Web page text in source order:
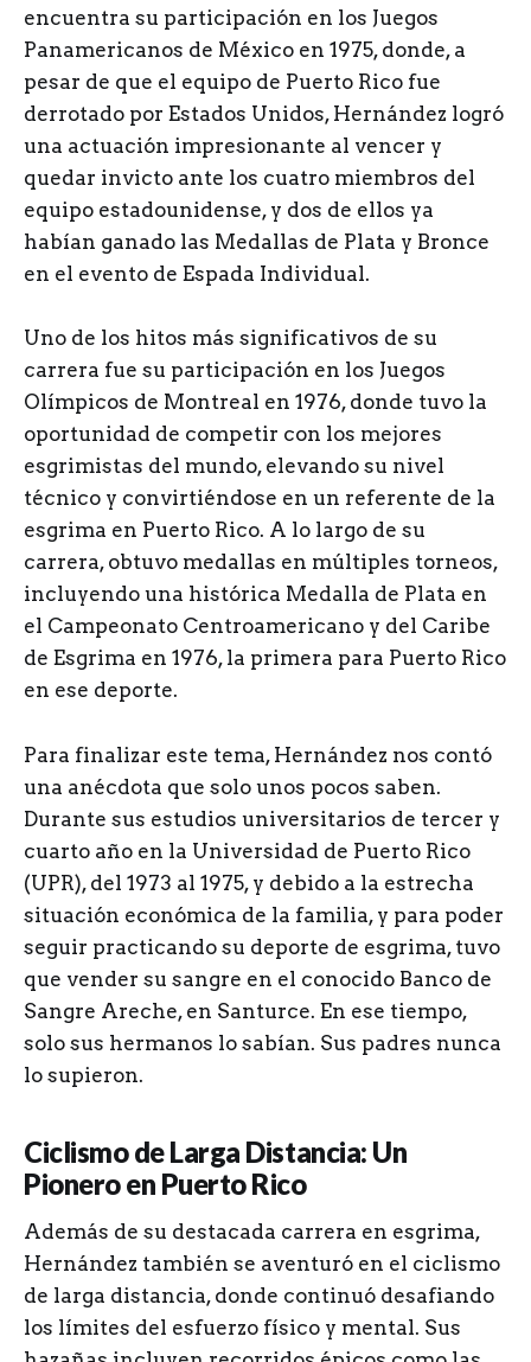
encuentra su participación en los Juegos
Panamericanos de México en 1975, donde, a
pesar de que el equipo de Puerto Rico fue
derrotado por Estados Unidos, Hernández logró
una actuación impresionante al vencer y
quedar invicto ante los cuatro miembros del
equipo estadounidense, y dos de ellos ya
habían ganado las Medallas de Plata y Bronce
en el evento de Espada Individual.
Uno de los hitos más significativos de su
carrera fue su participación en los Juegos
Olímpicos de Montreal en 1976, donde tuvo la
oportunidad de competir con los mejores
esgrimistas del mundo, elevando su nivel
técnico y convirtiéndose en un referente de la
esgrima en Puerto Rico. A lo largo de su
carrera, obtuvo medallas en múltiples torneos,
incluyendo una histórica Medalla de Plata en
el Campeonato Centroamericano y del Caribe
de Esgrima en 1976, la primera para Puerto Rico
en ese deporte.
Para finalizar este tema, Hernández nos contó
una anécdota que solo unos pocos saben.
Durante sus estudios universitarios de tercer y
cuarto año en la Universidad de Puerto Rico
(UPR), del 1973 al 1975, y debido a la estrecha
situación económica de la familia, y para poder
seguir practicando su deporte de esgrima, tuvo
que vender su sangre en el conocido Banco de
Sangre Areche, en Santurce. En ese tiempo,
solo sus hermanos lo sabían. Sus padres nunca
lo supieron.
Ciclismo de Larga Distancia: Un
Pionero en Puerto Rico
Además de su destacada carrera en esgrima,
Hernández también se aventuró en el ciclismo
de larga distancia, donde continuó desafiando
los límites del esfuerzo físico y mental. Sus